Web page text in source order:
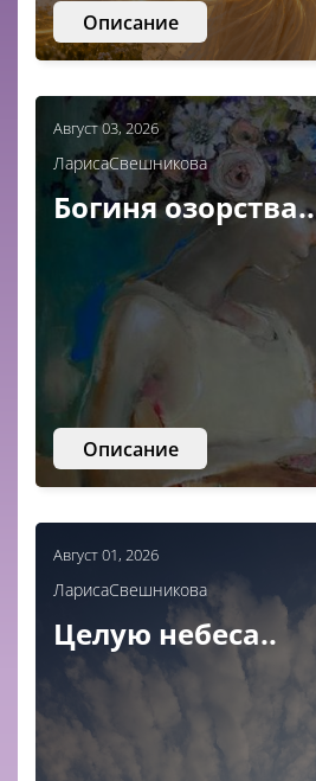
Описание
Август 03, 2026
ЛарисаСвешникова
Богиня озорства..
Описание
Август 01, 2026
ЛарисаСвешникова
Целую небеса..